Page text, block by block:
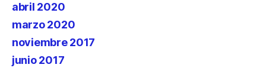
abril 2020
marzo 2020
noviembre 2017
junio 2017